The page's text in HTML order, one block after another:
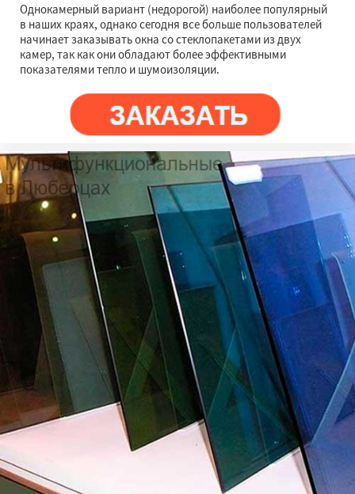
Черноголовка Чехов Шатура Щелково
Электрогорск Электросталь
Электроугли Яхрома Андреево
Белоомут Бобров Богородское
Большие Вяземы Быково
Однокамерный вариант (недорогой) наиболее популярный
в наших краях, однако сегодня все больше пользователей
начинает заказывать окна со стеклопакетами из двух
камер, так как они обладают более эффективными
показателями тепло и шумоизоляции.